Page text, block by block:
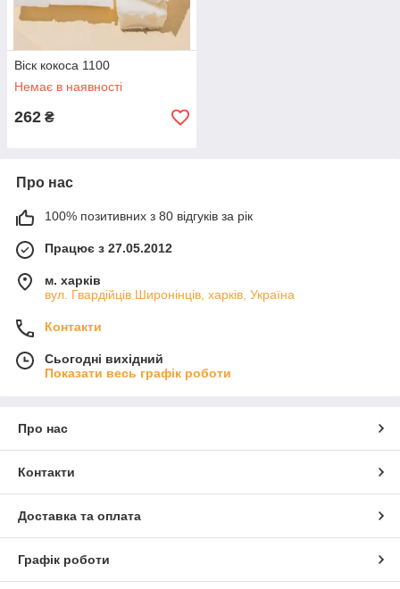
Віск кокоса 1100
Немає в наявності
262 ₴
Про нас
100% позитивних з 80 відгуків за рік
Працює з 27.05.2012
м. харків
вул. Гвардійців Широнінців, харків, Україна
Контакти
Сьогодні вихідний
Показати весь графік роботи
Про нас
Контакти
Доставка та оплата
Графік роботи